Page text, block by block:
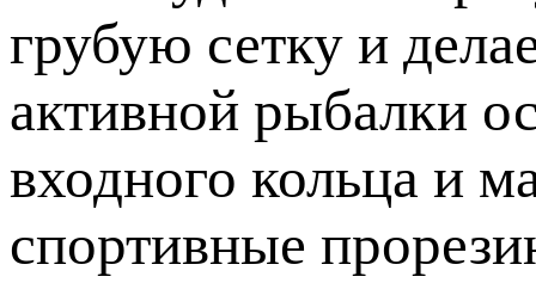
грубую сетку и
активной рыбалки
входного кольца и
спортивные